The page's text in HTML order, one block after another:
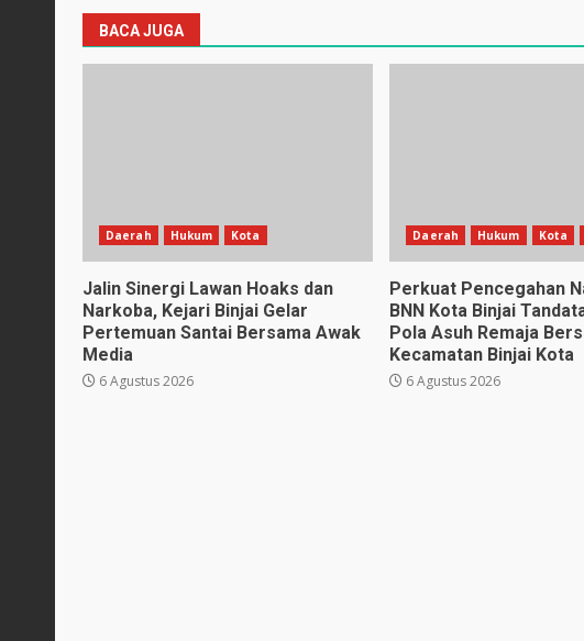
BACA JUGA
Daerah Hukum Kota
Jalin Sinergi Lawan Hoaks dan
Narkoba, Kejari Binjai Gelar
Pertemuan Santai Bersama Awak
Media
6 Agustus 2026
Daerah Hukum Kota
Perkuat Pencegahan
BNN Kota Binjai
Pola Asuh Remaja
Kecamatan Binjai Kota
6 Agustus 2026